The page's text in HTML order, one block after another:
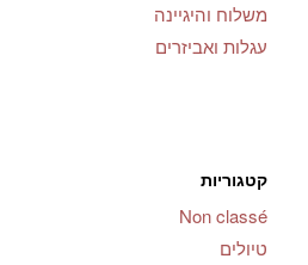
משלוח והיגיינה
עגלות ואביזרים
קטגוריות
Non classé
טיולים